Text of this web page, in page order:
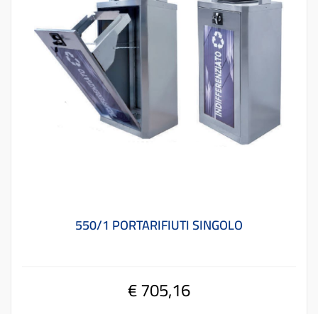
550/1 PORTARIFIUTI SINGOLO
€ 705,16